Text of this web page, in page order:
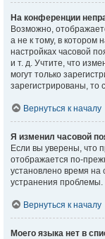
На конференции
Возможно,
а не к тому, в котором
настройках часовой
и т. д. Учтите, что
могут только
зарегистрированы, то
Вернуться к началу
Я изменил часовой
Если вы уверены, что
отображается по-
установлено время на
устранения проблемы.
Вернуться к началу
Моего языка нет в